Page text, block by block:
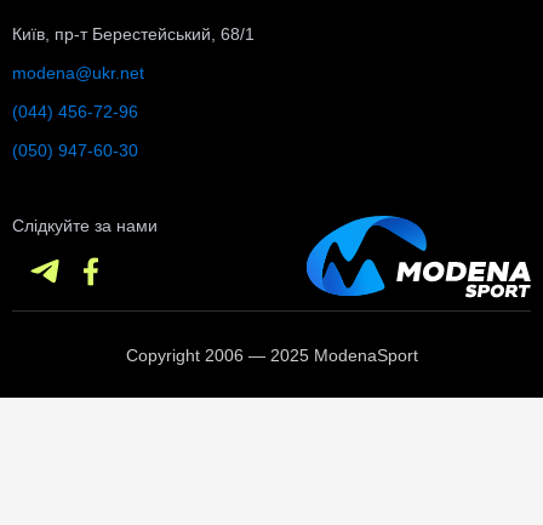
Київ, пр-т Берестейський, 68/1
modena@ukr.net
(044) 456-72-96
(050) 947-60-30
Слідкуйте за нами
Copyright 2006 — 2025 ModenaSport